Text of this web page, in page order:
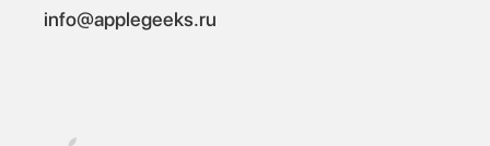
info@applegeeks.ru